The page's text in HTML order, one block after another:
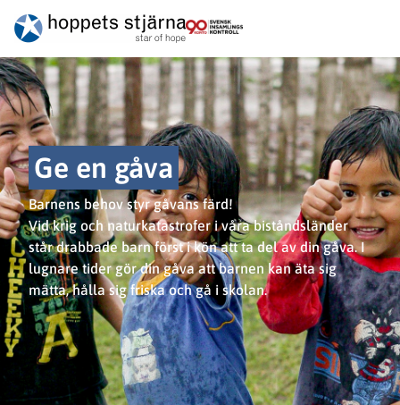
Ge en gåva
Barnens behov styr gåvans färd!
Vid krig och naturkatastrofer i våra biståndsländer
står drabbade barn först i kön att ta del av din gåva. I
lugnare tider gör din gåva att barnen kan äta sig
mätta, hålla sig friska och gå i skolan.